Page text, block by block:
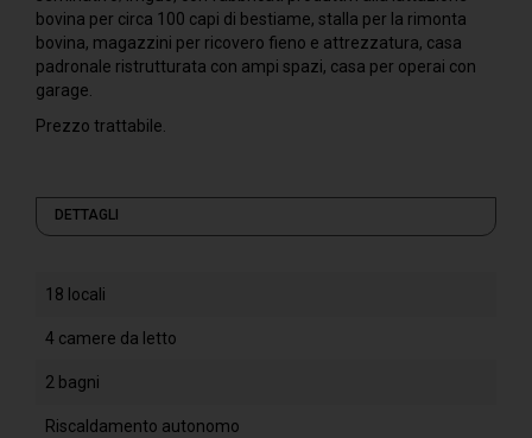
bovina per circa 100 capi di bestiame, stalla per la rimonta
bovina, magazzini per ricovero fieno e attrezzatura, casa
padronale ristrutturata con ampi spazi, casa per operai con
garage.
Prezzo trattabile.
DETTAGLI
18 locali
4 camere da letto
2 bagni
Riscaldamento autonomo